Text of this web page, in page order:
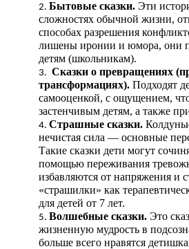
Бытовые сказки. Эти
сложностях обычной жизни,
способах разрешения
лишены иронии и юмора, они
детям (школьникам).
Сказки о превращениях
трансформациях). Подходят
самооценкой, с ощущением,
застенчивым детям, а также
Страшные сказки.
нечистая сила — основные
Такие сказки дети могут
помощью переживания
избавляются от напряжения и
«страшилки» как
для детей от 7 лет.
Волшебные сказки. Это
жизненную мудрость в
больше всего нравятся